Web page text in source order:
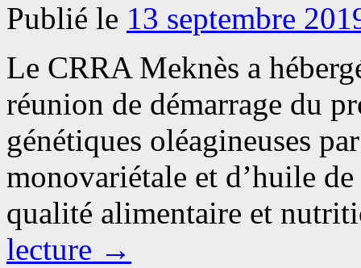
Publié le 13 septembre
Le CRRA Meknès a
réunion de démarrage du
génétiques oléagineuses
monovariétale et d’huile
qualité alimentaire et
lecture →